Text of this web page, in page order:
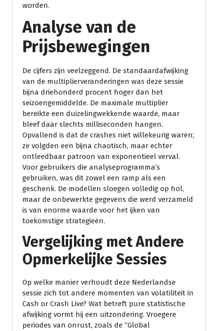
worden.
Analyse van de
Prijsbewegingen
De cijfers zijn veelzeggend. De standaardafwijking
van de multiplierveranderingen was deze sessie
bijna driehonderd procent hoger dan het
seizoengemiddelde. De maximale multiplier
bereikte een duizelingwekkende waarde, maar
bleef daar slechts milliseconden hangen.
Opvallend is dat de crashes niet willekeurig waren;
ze volgden een bijna chaotisch, maar echter
ontleedbaar patroon van exponentieel verval.
Voor gebruikers die analyseprogramma’s
gebruiken, was dit zowel een ramp als een
geschenk. De modellen sloegen volledig op hol,
maar de onbewerkte gegevens die werd verzameld
is van enorme waarde voor het ijken van
toekomstige strategieën.
Vergelijking met Andere
Opmerkelijke Sessies
Op welke manier verhoudt deze Nederlandse
sessie zich tot andere momenten van volatiliteit in
Cash or Crash Live? Wat betreft pure statistische
afwijking vormt hij een uitzondering. Vroegere
periodes van onrust, zoals de “Global